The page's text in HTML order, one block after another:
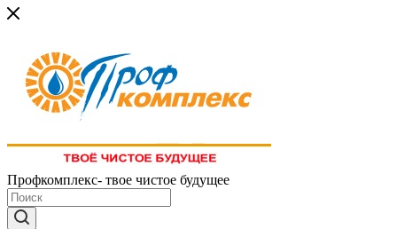
Профкомплекс- твое чистое будущее